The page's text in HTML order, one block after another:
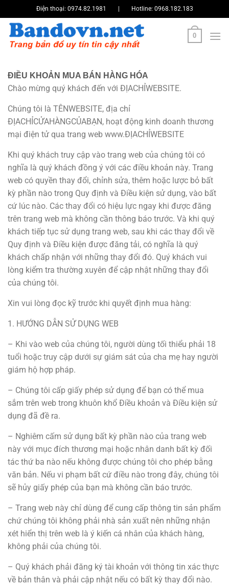
qua
nội
dung
Điện thoại: 0974.82.1981 Hotline: 0968.182.183
0
ĐIỀU KHOẢN MUA BÁN HÀNG HÓA
Chào mừng quý khách đến với ĐỊACHỈWEBSITE.
Chúng tôi là TÊNWEBSITE, địa chỉ
ĐỊACHỈCỬAHÀNGCỦABẠN, hoạt động kinh doanh thương
mại điện tử qua trang web www.ĐỊACHỈWEBSITE
Khi quý khách truy cập vào trang web của chúng tôi có
nghĩa là quý khách đồng ý với các điều khoản này. Trang
web có quyền thay đổi, chỉnh sửa, thêm hoặc lược bỏ bất
kỳ phần nào trong Quy định và Điều kiện sử dụng, vào bất
cứ lúc nào. Các thay đổi có hiệu lực ngay khi được đăng
trên trang web mà không cần thông báo trước. Và khi quý
khách tiếp tục sử dụng trang web, sau khi các thay đổi về
Quy định và Điều kiện được đăng tải, có nghĩa là quý
khách chấp nhận với những thay đổi đó. Quý khách vui
lòng kiểm tra thường xuyên để cập nhật những thay đổi
của chúng tôi.
Xin vui lòng đọc kỹ trước khi quyết định mua hàng:
1. HƯỚNG DẪN SỬ DỤNG WEB
– Khi vào web của chúng tôi, người dùng tối thiểu phải 18
tuổi hoặc truy cập dưới sự giám sát của cha mẹ hay người
giám hộ hợp pháp.
– Chúng tôi cấp giấy phép sử dụng để bạn có thể mua
sắm trên web trong khuôn khổ Điều khoản và Điều kiện sử
dụng đã đề ra.
– Nghiêm cấm sử dụng bất kỳ phần nào của trang web
này với mục đích thương mại hoặc nhân danh bất kỳ đối
tác thứ ba nào nếu không được chúng tôi cho phép bằng
văn bản. Nếu vi phạm bất cứ điều nào trong đây, chúng tôi
sẽ hủy giấy phép của bạn mà không cần báo trước.
– Trang web này chỉ dùng để cung cấp thông tin sản phẩm
chứ chúng tôi không phải nhà sản xuất nên những nhận
xét hiển thị trên web là ý kiến cá nhân của khách hàng,
không phải của chúng tôi.
– Quý khách phải đăng ký tài khoản với thông tin xác thực
về bản thân và phải cập nhật nếu có bất kỳ thay đổi nào.